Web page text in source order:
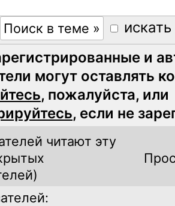
и
могут оставлять
, пожалуйста, или
, если не
читают эту